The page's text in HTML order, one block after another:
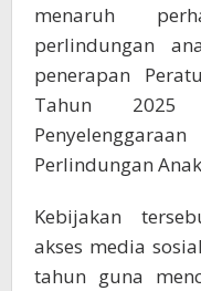
menaruh
perlindungan
penerapan
Tahun
Perlindungan
Kebijakan
akses media
tahun guna